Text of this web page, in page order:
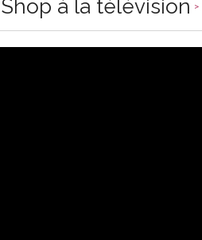
à la télévision